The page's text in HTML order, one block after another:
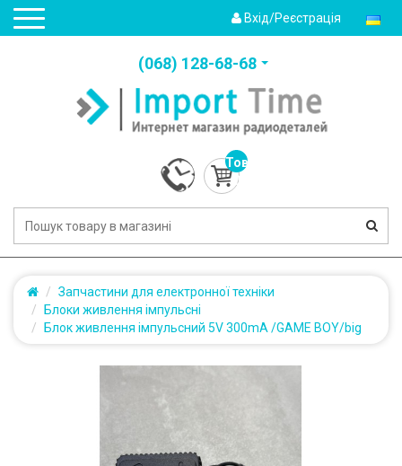
Вхід/Реєстрація
(‎068) 128-68-68
Товарів:
0
(0.0грн.)
Запчастини для електронної техніки
Блоки живлення імпульсні
Блок живлення імпульсний 5V 300mA /GAME BOY/big